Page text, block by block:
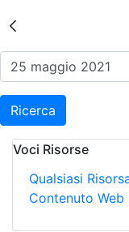
Risultati
Ricerca
Voci Risorse
Qualsiasi
Contenuto Web